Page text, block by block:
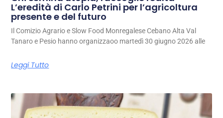
L’eredità di Carlo Petrini per l’agricoltura
presente e del futuro
Il Comizio Agrario e Slow Food Monregalese Cebano Alta Val
Tanaro e Pesio hanno organizzaoo martedì 30 giugno 2026 alle
Leggi Tutto